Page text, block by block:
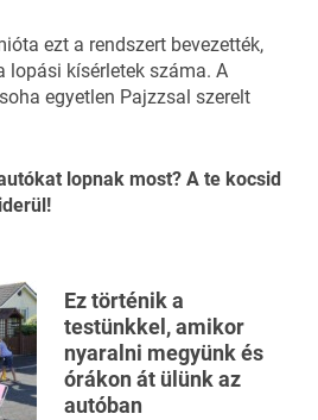
ezt a rendszert bevezették,
lopási kísérletek száma. A
egyetlen Pajzzsal szerelt
lopnak most? A te kocsid
!
Ez történik a
testünkkel, amikor
nyaralni megyünk és
órákon át ülünk az
autóban